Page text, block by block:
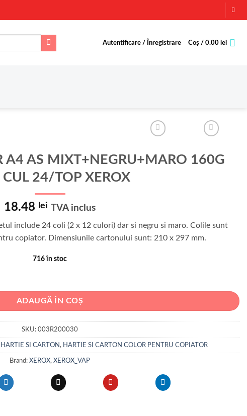
Autentificare / Înregistrare Coș / 0.00 lei
A4 AS MIXT+NEGRU+MARO 160G
24/TOP XEROX
18.48 lei TVA inclus
include 24 coli (2 x 12 culori) dar si negru si maro. Colile sunt
copiator. Dimensiunile cartonului sunt: 210 x 297 mm.
716 în stoc
160G 2*12 CUL 24/TOP XEROX
ADAUGĂ ÎN COȘ
SKU: 003R200030
SI CARTON , HARTIE SI CARTON COLOR PENTRU COPIATOR
Brand: XEROX, XEROX_VAP